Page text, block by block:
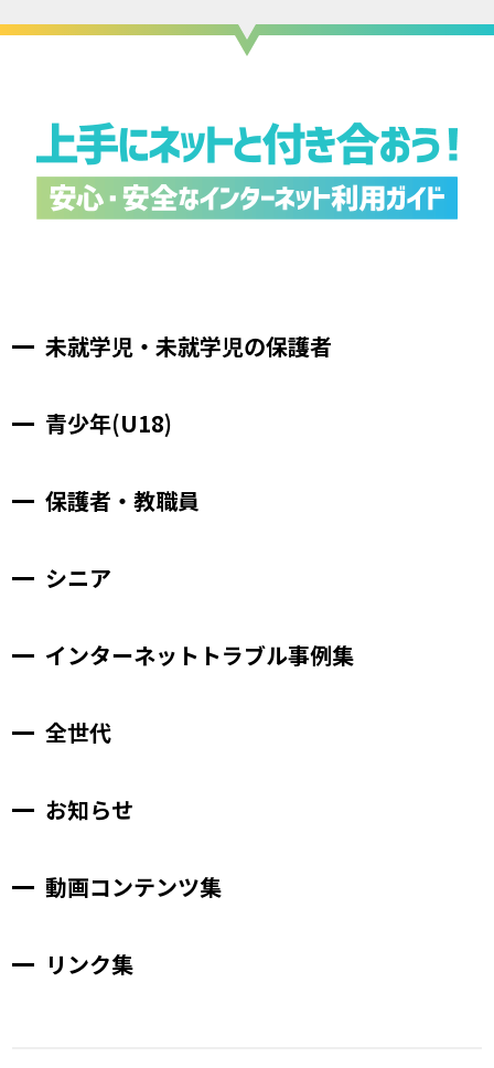
未就学児・未就学児の保護者
青少年(U18)
保護者・教職員
シニア
インターネットトラブル事例集
全世代
お知らせ
動画コンテンツ集
リンク集